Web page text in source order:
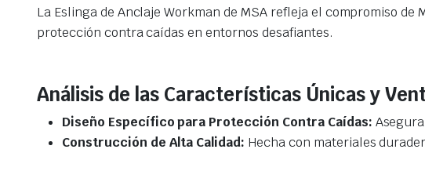
La Eslinga de Anclaje Workman de MSA refleja el compromiso
protección contra caídas en entornos desafiantes.
Análisis de las Características Únicas y
Diseño Específico para Protección Contra Caídas:
Construcción de Alta Calidad: Hecha con materiales